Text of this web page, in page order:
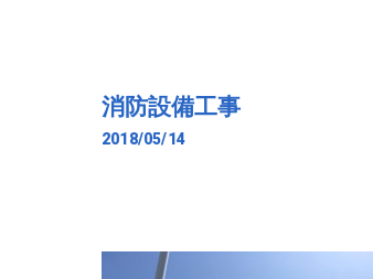
消防設備工事
2018/05/14